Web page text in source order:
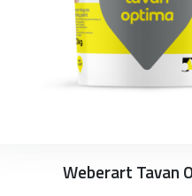
Weberart Tavan